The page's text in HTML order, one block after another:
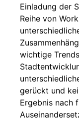
Einladung der
Reihe von
wichtige
gerückt und
Ergebnis nach